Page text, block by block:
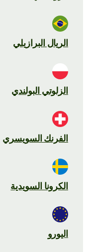
الريال البرازيلي
الزلوتي البولندي
الفرنك السويسري
الكرونا السويدية
اليورو